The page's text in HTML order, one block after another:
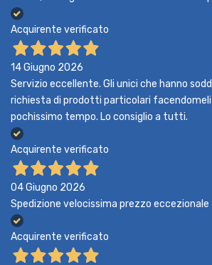
Acquirente verificato
14 Giugno 2026
Servizio eccellente. Gli unici che hanno
richiesta di prodotti particolari facendomeli
pochissimo tempo. Lo consiglio a tutti.
Acquirente verificato
04 Giugno 2026
Spedizione velocissima prezzo eccezionale
Acquirente verificato